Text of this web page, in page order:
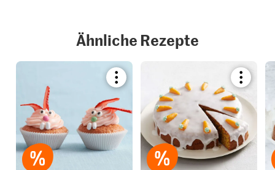
Ähnliche Rezepte
Bookmark
recipe
or
add
it
to
your
collections.
recipe
or
add
it
to
your